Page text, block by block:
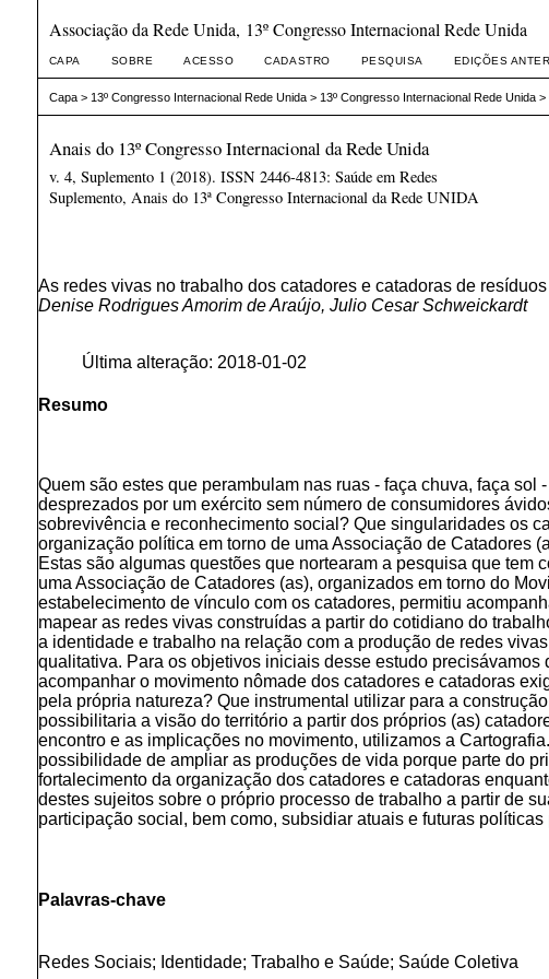
Associação da Rede Unida, 13º Congresso Internacional Rede Unida
CAPA SOBRE ACESSO CADASTRO PESQUISA EDIÇÕES
Capa> 13º Congresso Internacional Rede Unida> 13º Congresso Internacional Rede Unida>
Anais do 13º Congresso Internacional da Rede Unida
v. 4, Suplemento 1 (2018). ISSN 2446-4813: Saúde em Redes
Suplemento, Anais do 13ª Congresso Internacional da Rede UNIDA
As redes vivas no trabalho dos catadores e catadoras de
Denise Rodrigues Amorim de Araújo, Julio Cesar Schweickardt
Última alteração: 2018-01-02
Resumo
Quem são estes que perambulam nas ruas - faça chuva, faça
desprezados por um exército sem número de consumidores
sobrevivência e reconhecimento social? Que singularidades os
organização política em torno de uma Associação de Catadores
Estas são algumas questões que nortearam a pesquisa que
uma Associação de Catadores (as), organizados em torno do
estabelecimento de vínculo com os catadores, permitiu
mapear as redes vivas construídas a partir do cotidiano do
a identidade e trabalho na relação com a produção de redes
qualitativa. Para os objetivos iniciais desse estudo
acompanhar o movimento nômade dos catadores e catadoras
pela própria natureza? Que instrumental utilizar para a
possibilitaria a visão do território a partir dos próprios (as)
encontro e as implicações no movimento, utilizamos a
possibilidade de ampliar as produções de vida porque parte do
fortalecimento da organização dos catadores e catadoras
destes sujeitos sobre o próprio processo de trabalho a partir de
participação social, bem como, subsidiar atuais e futuras
Palavras-chave
Redes Sociais; Identidade; Trabalho e Saúde; Saúde Coletiva